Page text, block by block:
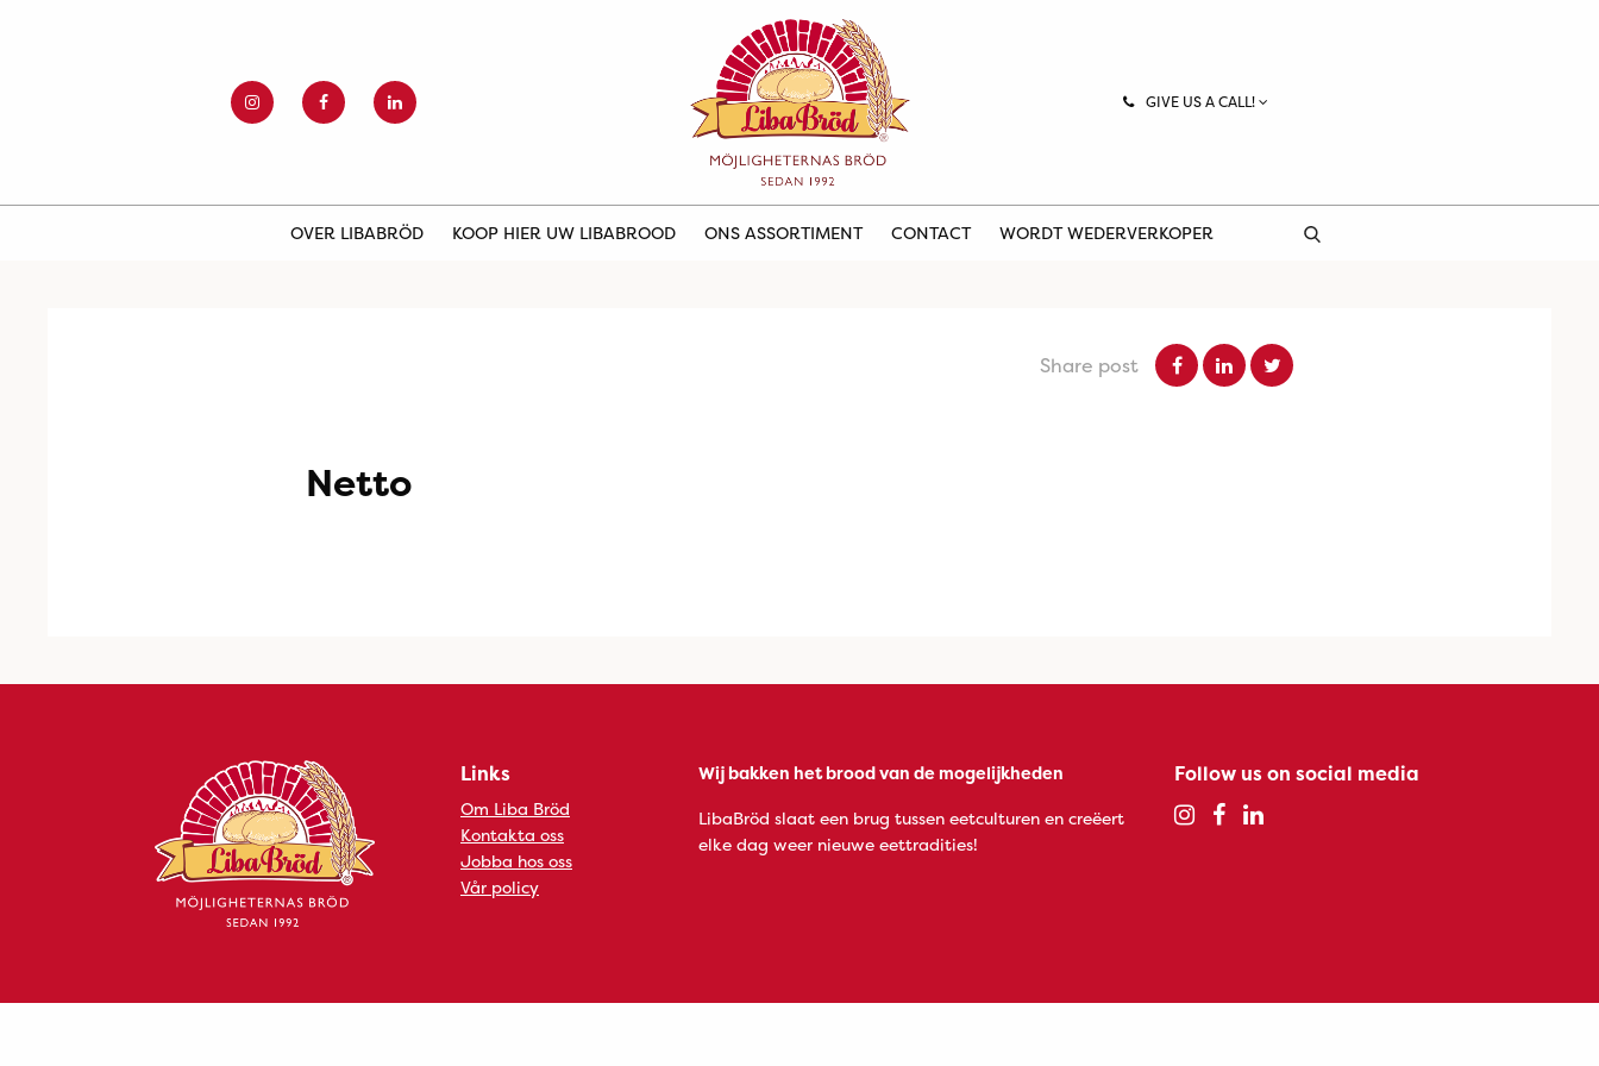
GIVE US A CALL!
OVER LIBABRÖD KOOP HIER UW LIBABROOD ONS ASSORTIMENT CONTACT WORDT WEDERVERKOPER
Share post
Netto
Links
Om Liba Bröd
Kontakta oss
Jobba hos oss
Vår policy
Wij bakken het brood van de mogelijkheden
LibaBröd slaat een brug tussen eetculturen en creëert
elke dag weer nieuwe eettradities!
Follow us on social media